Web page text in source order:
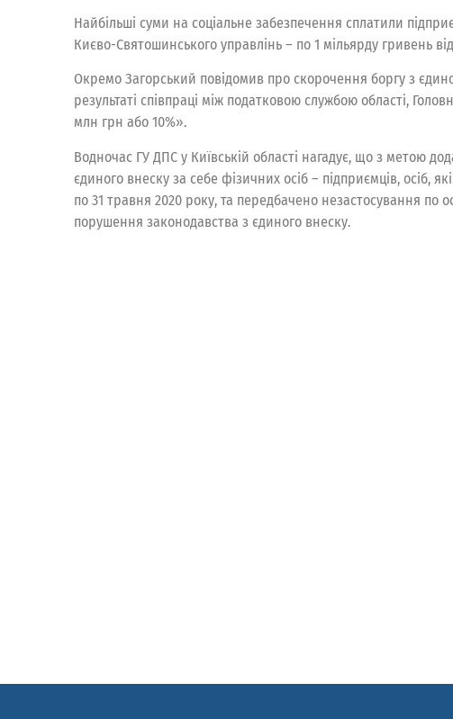
Найбільші суми на соціальне забезпечення сплатили
Києво-Святошинського управлінь – по 1 мільярду гривень
Окремо Загорський повідомив про скорочення боргу з
результаті співпраці між податковою службою області,
млн грн або 10%».
Водночас ГУ ДПС у Київській області нагадує, що з метою
єдиного внеску за себе фізичних осіб – підприємців, осіб,
по 31 травня 2020 року, та передбачено незастосування по
порушення законодавства з єдиного внеску.